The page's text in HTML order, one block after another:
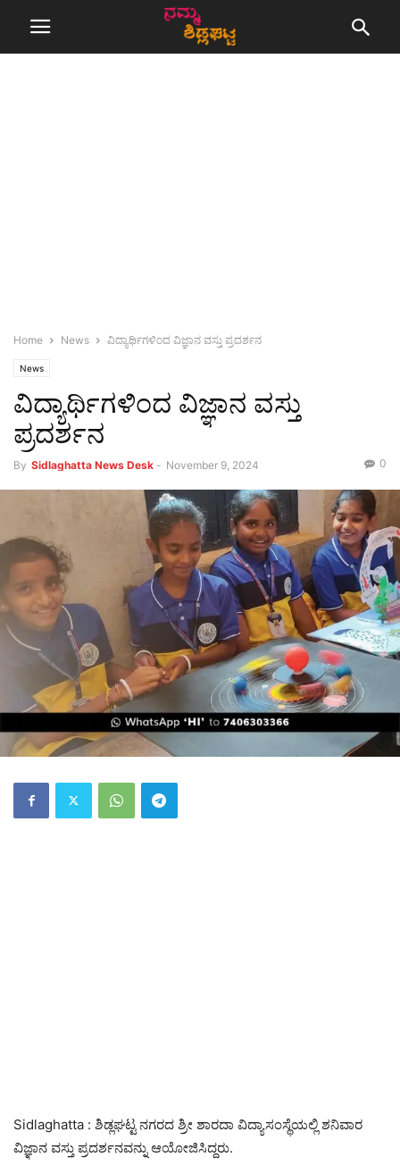
Home News ವಿದ್ಯಾರ್ಥಿಗಳಿಂದ ವಿಜ್ಞಾನ ವಸ್ತು ಪ್ರದರ್ಶನ
News
ವಿದ್ಯಾರ್ಥಿಗಳಿಂದ ವಿಜ್ಞಾನ ವಸ್ತು
ಪ್ರದರ್ಶನ
By Sidlaghatta News Desk - November 9, 2024 0
Sidlaghatta : ಶಿಡ್ಲಘಟ್ಟ ನಗರದ ಶ್ರೀ ಶಾರದಾ ವಿದ್ಯಾಸಂಸ್ಥೆಯಲ್ಲಿ ಶನಿವಾರ
ವಿಜ್ಞಾನ ವಸ್ತು ಪ್ರದರ್ಶನವನ್ನು ಆಯೋಜಿಸಿದ್ದರು.